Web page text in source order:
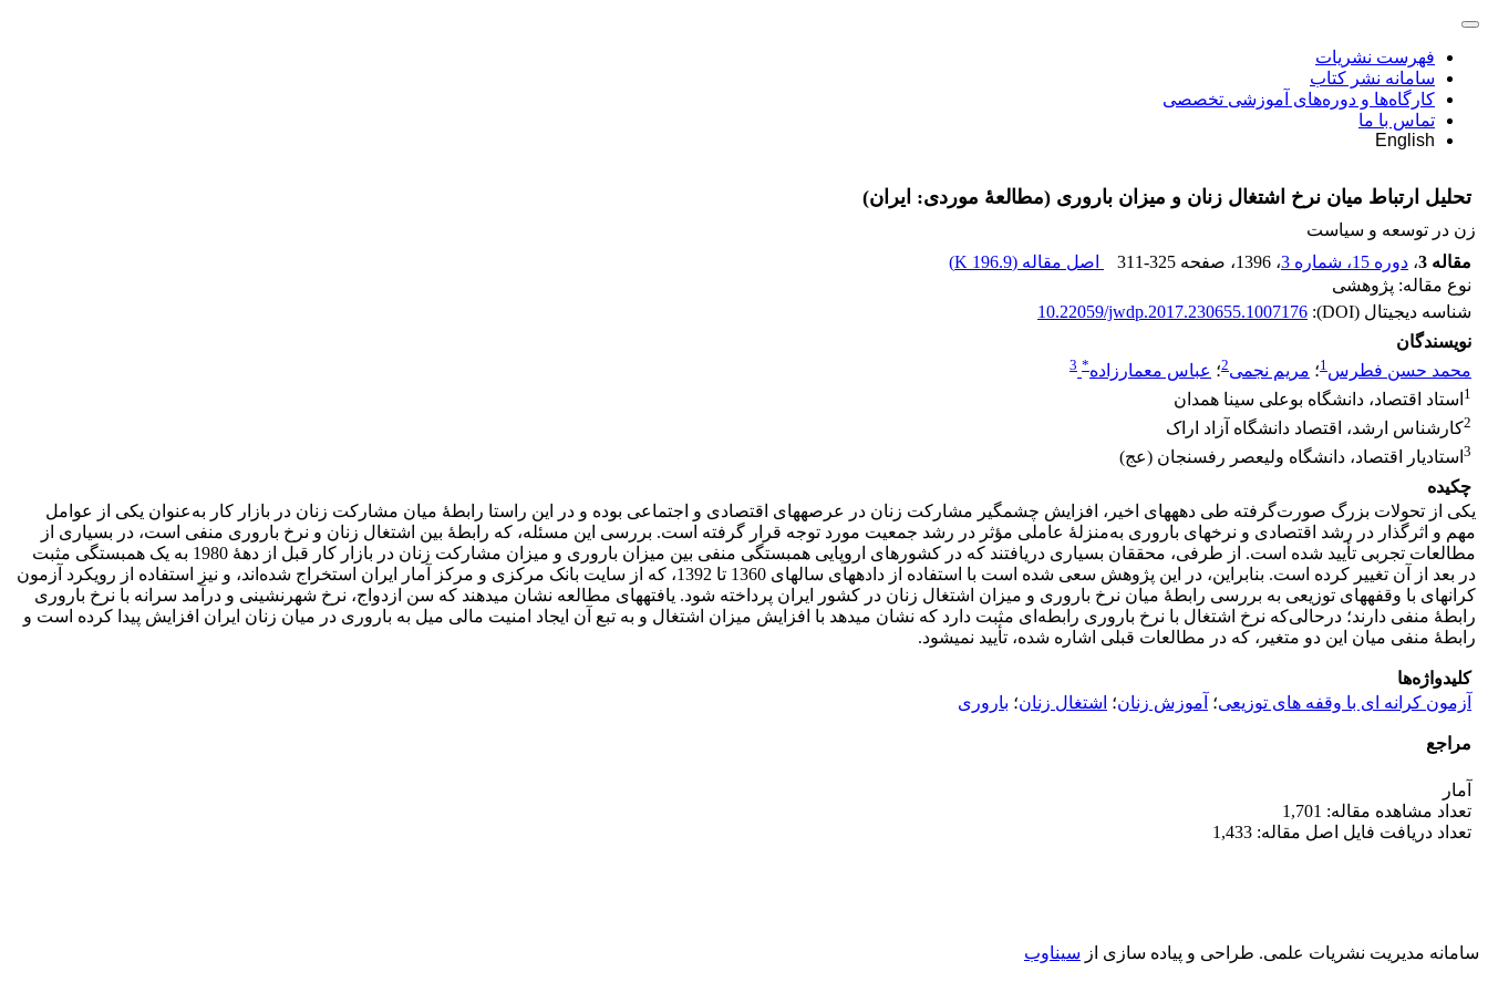
فهرست نشریات
سامانه نشر کتاب
کارگاه‌ها و دوره‌های آموزشی تخصصی
تماس با ما
English
تحلیل ارتباط میان نرخ اشتغال زنان و میزان باروری (مطالعۀ موردی: ایران)
زن در توسعه و سیاست
مقاله 3
، دوره 15، شماره 3 ، 1396 ، صفحه 311-325 اصل مقاله (196.9 K
)
نوع مقاله: پژوهشی
شناسه دیجیتال (DOI):
10.22059/jwdp.2017.230655.1007176
نویسندگان
محمد حسن فطرس1؛ مریم نجمی2؛ عباس معمارزاده*
3
1 استاد اقتصاد، دانشگاه بوعلی سینا همدان
2کارشناس ارشد، اقتصاد دانشگاه آزاد اراک
3 استادیار اقتصاد، دانشگاه ولی‏عصر رفسنجان (عج)
چکیده
یکی از تحولات بزرگ‌ صورت‌گرفته طی دهه‏های اخیر، افزایش چشمگیر مشارکت زنان در عرصه‏های اقتصادی و اجتماعی بوده و در این راستا رابطۀ میان مشارکت زنان در بازار کار به‌عنوان یکی از عوامل
مهم و اثرگذار در رشد اقتصادی و نرخ‏های باروری به‌منزلۀ عاملی مؤثر در رشد جمعیت مورد توجه قرار گرفته است. بررسی این مسئله، که رابطۀ بین اشتغال زنان و نرخ باروری منفی است، در بسیاری از
مطالعات تجربی تأیید شده است. از طرفی، محققان بسیاری دریافتند که در کشورهای اروپایی همبستگی منفی بین میزان باروری و میزان مشارکت زنان در بازار کار قبل از دهۀ 1980 به یک همبستگی مثبت
در بعد از آن تغییر کرده است. بنابراین، در این پژوهش سعی شده است با استفاده از داده‏های سال‏های 1360 تا 1392، که از سایت بانک مرکزی و مرکز آمار ایران استخراج شده‌اند، و نیز استفاده از رویکرد آزمون
کرانه‏ای با وقفه‏های توزیعی به بررسی رابطۀ میان نرخ باروری و میزان اشتغال زنان در کشور ایران پرداخته شود. یافته‏های مطالعه نشان می‏دهند که سن ازدواج، نرخ شهرنشینی و درآمد سرانه با نرخ باروری
رابطۀ منفی دارند؛ در‌حالی‌که نرخ اشتغال با نرخ باروری رابطه‌ای مثبت دارد که نشان می‏دهد با افزایش میزان اشتغال و به تبع آن ایجاد امنیت مالی میل به باروری در میان زنان ایران افزایش پیدا کرده است و
رابطۀ منفی میان این دو متغیر، که در مطالعات قبلی اشاره شده، تأیید نمی‏شود.
کلیدواژه‌ها
آزمون کرانه ‏ای با وقفه‏ های توزیعی؛ آموزش زنان؛ اشتغال زنان؛ باروری
مراجع
آمار
تعداد مشاهده مقاله: 1,701
تعداد دریافت فایل اصل مقاله: 1,433
سامانه مدیریت نشریات علمی. طراحی و پیاده سازی از سیناوب